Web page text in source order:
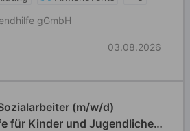
gGmbH
03.08.2026
(m/w/d)
für Kinder und Jugendliche